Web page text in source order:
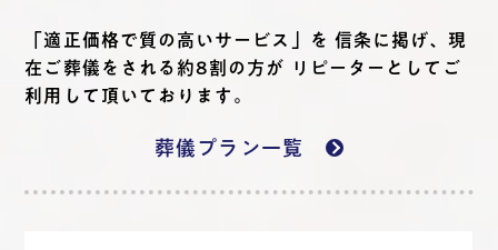
「適正価格で質の高いサービス」を 信条に掲げ、現
在ご葬儀をされる約8割の方が リピーターとしてご
利用して頂いております。
葬儀プラン一覧